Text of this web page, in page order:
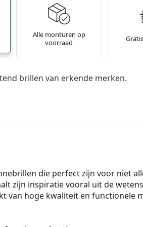
Alle monturen op
voorraad
brillen van erkende merken.
die perfect zijn voor niet
zijn inspiratie vooral uit de
van hoge kwaliteit en functionele